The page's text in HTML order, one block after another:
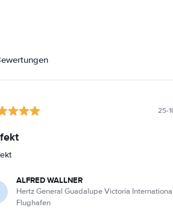
25-
ALFRED WALLNER
Hertz General Guadalupe Victoria International
Flughafen